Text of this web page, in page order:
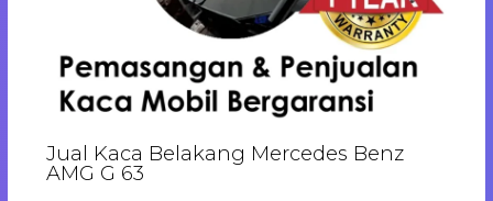
Jual Kaca Belakang Mercedes Benz
AMG G 63